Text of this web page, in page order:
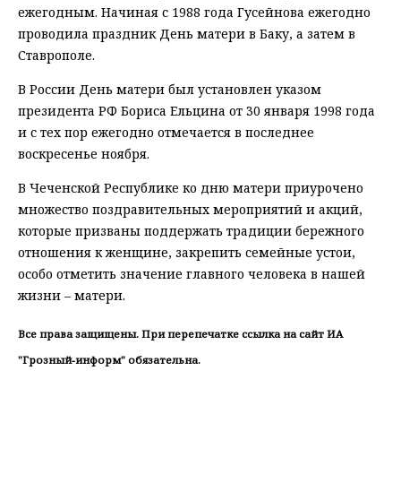
ежегодным. Начиная с 1988 года Гусейнова ежегодно
проводила праздник День матери в Баку, а затем в
Ставрополе.
В России День матери был установлен указом
президента РФ Бориса Ельцина от 30 января 1998 года
и с тех пор ежегодно отмечается в последнее
воскресенье ноября.
В Чеченской Республике ко дню матери приурочено
множество поздравительных мероприятий и акций,
которые призваны поддержать традиции бережного
отношения к женщине, закрепить семейные устои,
особо отметить значение главного человека в нашей
жизни – матери.
Все права защищены. При перепечатке ссылка на сайт ИА
"Грозный-информ" обязательна.